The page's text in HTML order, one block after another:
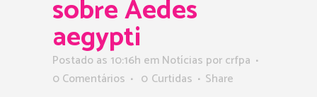
sobre Aedes
aegypti
Postado as 10:16h emNotícias porcrfpa
0 Comentários
0 Curtidas Share